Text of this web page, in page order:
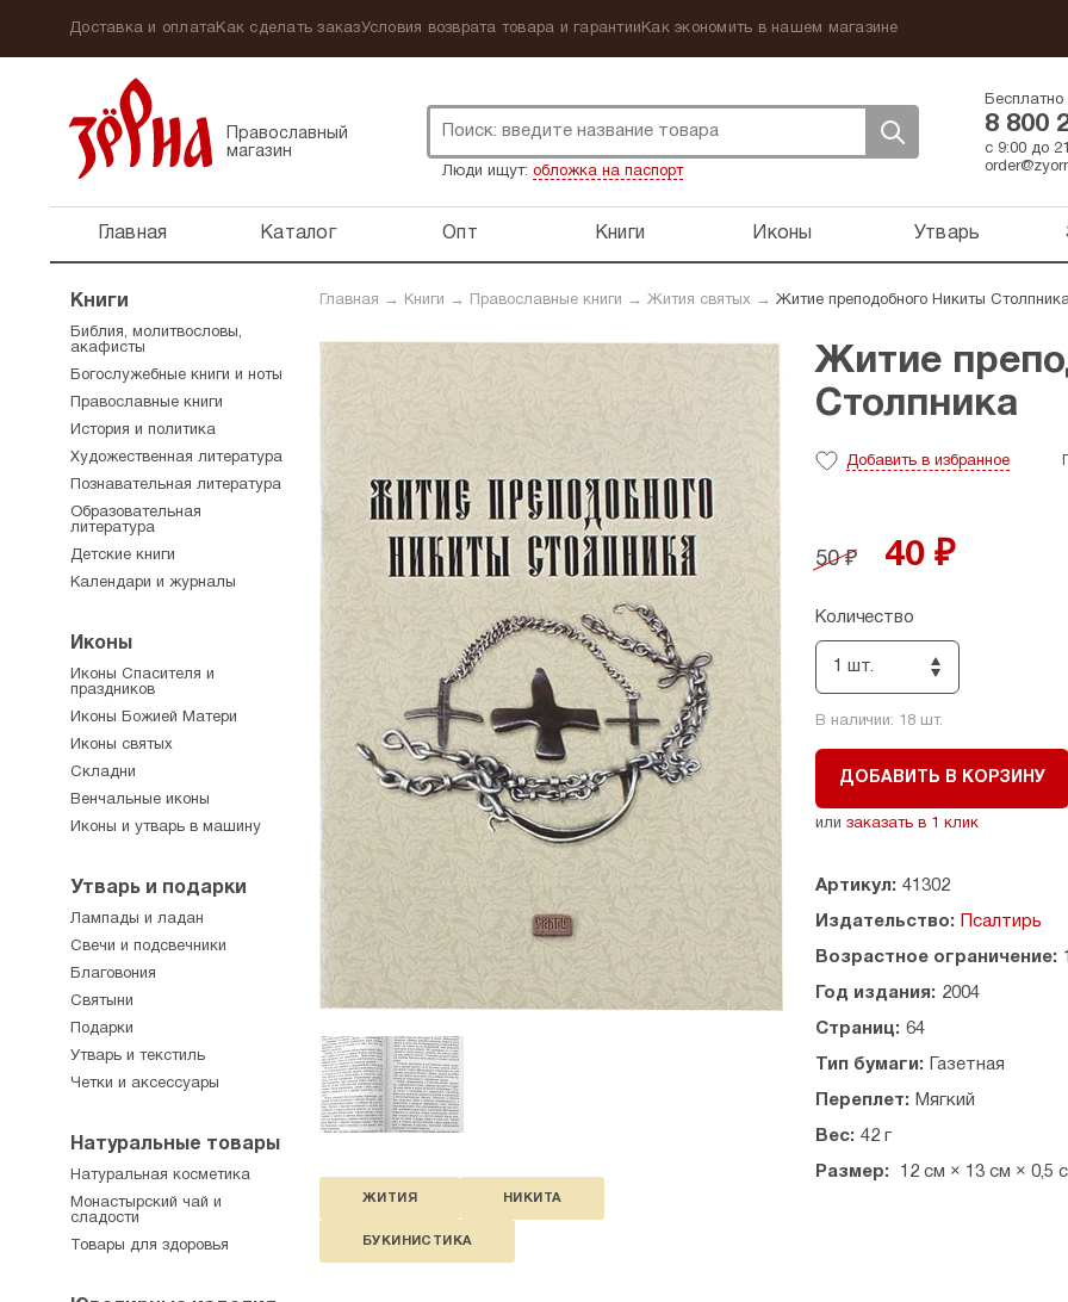
Доставка и оплатаКак сделать заказУсловия возврата товара и гарантии Как экономить в нашем магазине
Православный
магазин
Люди ищут: обложка на паспорт
Бесплатно
8 800
с 9:00 до
Главная Каталог Опт Книги Иконы Утварь
Главная → Книги → Православные книги → Жития святых → Житие преподобного Никиты
ЖИТИЯ НИКИТА
БУКИНИСТИКА
Житие
Столпника
Добавить в избранное
50 ₽ 40 ₽
Количество
1 шт.
В наличии: 18шт.
ДОБАВИТЬ В КОРЗИНУ
или заказать в 1 клик
Артикул: 41302
Издательство: Псалтирь
Возрастное ограничение:
Год издания: 2004
Страниц: 64
Тип бумаги: Газетная
Переплет: Мягкий
Вес: 42 г
Размер: 12 см × 13 см × 0,5
Книги
Библия, молитвословы,
акафисты
Богослужебные книги и ноты
Православные книги
История и политика
Художественная литература
Познавательная литература
Образовательная
литература
Детские книги
Календари и журналы
Иконы
Иконы Спасителя и
праздников
Иконы Божией Матери
Иконы святых
Складни
Венчальные иконы
Иконы и утварь в машину
Утварь и подарки
Лампады и ладан
Свечи и подсвечники
Благовония
Святыни
Подарки
Утварь и текстиль
Четки и аксессуары
Натуральные товары
Натуральная косметика
Монастырский чай и
сладости
Товары для здоровья